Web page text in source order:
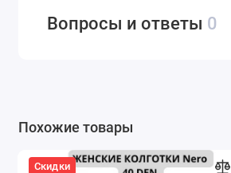
Вопросы и ответы 0
Похожие товары
Скидки